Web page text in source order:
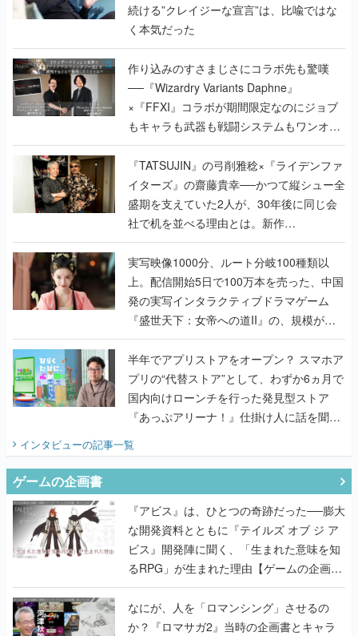
続ける”クレイジーな宣言”は、比喩ではな
く本気だった
作り込みのすさまじさにコラボ先も驚嘆
──『Wizardry Variants Daphne』
×『FFXI』コラボが期間限定なのにジョブ
もキャラも武器も戦闘システムもワンオフ
で作り込まれた理由を両ディレクターに聞
く
『TATSUJIN』の弓削雅稔×『ライデンファ
イターズ』の齋藤貴幸──かつて縦シュー全
盛期を支えていた2人が、30年後に同じ会
社で机を並べる理由とは。新作
『TATSUJIN EXTREME』で初タッグを組
んだレジェンド2人に訊く開発秘話
実写映像1000分、ルート分岐100種類以
上。配信開始5日で100万本を売った、中国
発の実写インタラクティブドラマゲーム
『盛世天下：女帝への道II』の、規模が違
うこだわりをプロデューサーに聞いた
半年でアプリストアをオープン？ スマホア
プリの“代替ストア”として、わずか6ヵ月で
国内向けローンチを行った発見型ストア
『あっぷアリーナ！』仕掛け人に話を聞い
インタビューの記事一覧
ゲームの企画書
『アビス』は、ひとつの奇跡だった──膨大
な開発資料とともに『テイルズ オブ ジ ア
ビス』開発陣に聞く、「生まれた意味を知
るRPG」が生まれた理由【ゲームの企画
書】
なにが、人を「ロマンシング」させるの
か？『ロマサガ2』当時の企画書とキャラ